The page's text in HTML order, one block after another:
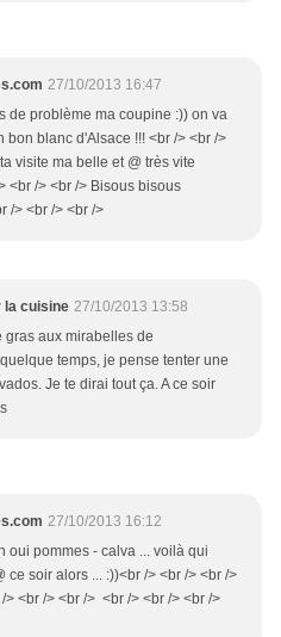
27/10/2013 16:47
de problème ma coupine :)) on va
bon blanc d'Alsace !!! <br /> <br />
visite ma belle et @ très vite
<br /> <br /> Bisous bisous
/> <br /> <br />
la cuisine 27/10/2013 13:58
aux mirabelles de
temps, je pense tenter une
Je te dirai tout ça. A ce soir
27/10/2013 16:12
oui pommes - calva ... voilà qui
ce soir alors ... :))<br /> <br /> <br />
> <br /> <br /> <br /> <br /> <br />